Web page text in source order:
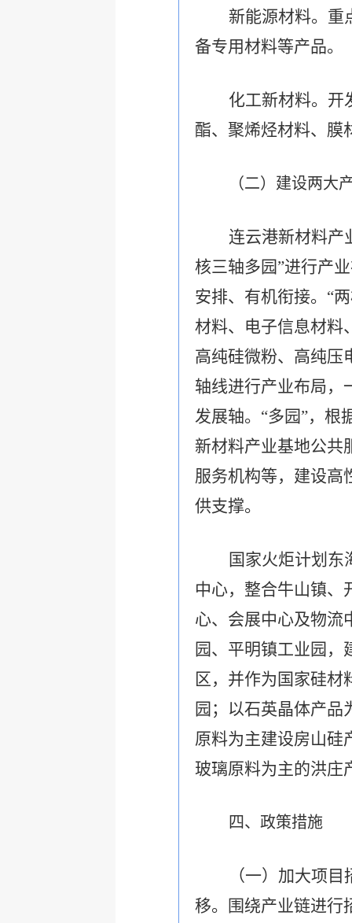
新能源材料。 重
备专用材料等产品。
化工新材料。 开
酯、聚烯烃材料、膜
（二）建设两大
连云港新材料产
核三轴多园”进行产
安排、有机衔接。“
材料、电子信息材料
高纯硅微粉、高纯压
轴线进行产业布局，
发展轴。“多园”，根
新材料产业基地公共
服务机构等，建设高
供支撑。
国家火炬计划东
中心，整合牛山镇、
心、会展中心及物流
园、平明镇工业园，
区，并作为国家硅材
园；以石英晶体产品
原料为主建设房山硅
玻璃原料为主的洪庄
四、政策措施
（一）加大项目
移。围绕产业链进行